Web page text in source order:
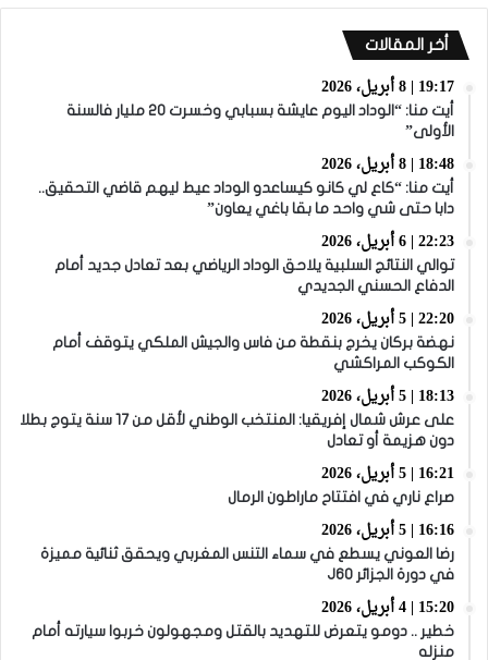
أخر المقالات
19:17 | 8 أبريل، 2026
أيت منا: “الوداد اليوم عايشة بسبابي وخسرت 20 مليار فالسنة
الأولى”
18:48 | 8 أبريل، 2026
أيت منا: “كاع لي كانو كيساعدو الوداد عيط ليهم قاضي التحقيق..
دابا حتى شي واحد ما بقا باغي يعاون”
22:23 | 6 أبريل، 2026
توالي النتائج السلبية يلاحق الوداد الرياضي بعد تعادل جديد أمام
الدفاع الحسني الجديدي
22:20 | 5 أبريل، 2026
نهضة بركان يخرج بنقطة من فاس والجيش الملكي يتوقف أمام
الكوكب المراكشي
18:13 | 5 أبريل، 2026
على عرش شمال إفريقيا: المنتخب الوطني لأقل من 17 سنة يتوج بطلا
دون هزيمة أو تعادل
16:21 | 5 أبريل، 2026
صراع ناري في افتتاح ماراطون الرمال
16:16 | 5 أبريل، 2026
رضا العوني يسطع في سماء التنس المغربي ويحقق ثنائية مميزة
في دورة الجزائر J60
15:20 | 4 أبريل، 2026
خطير .. دومو يتعرض للتهديد بالقتل ومجهولون خربوا سيارته أمام
منزله